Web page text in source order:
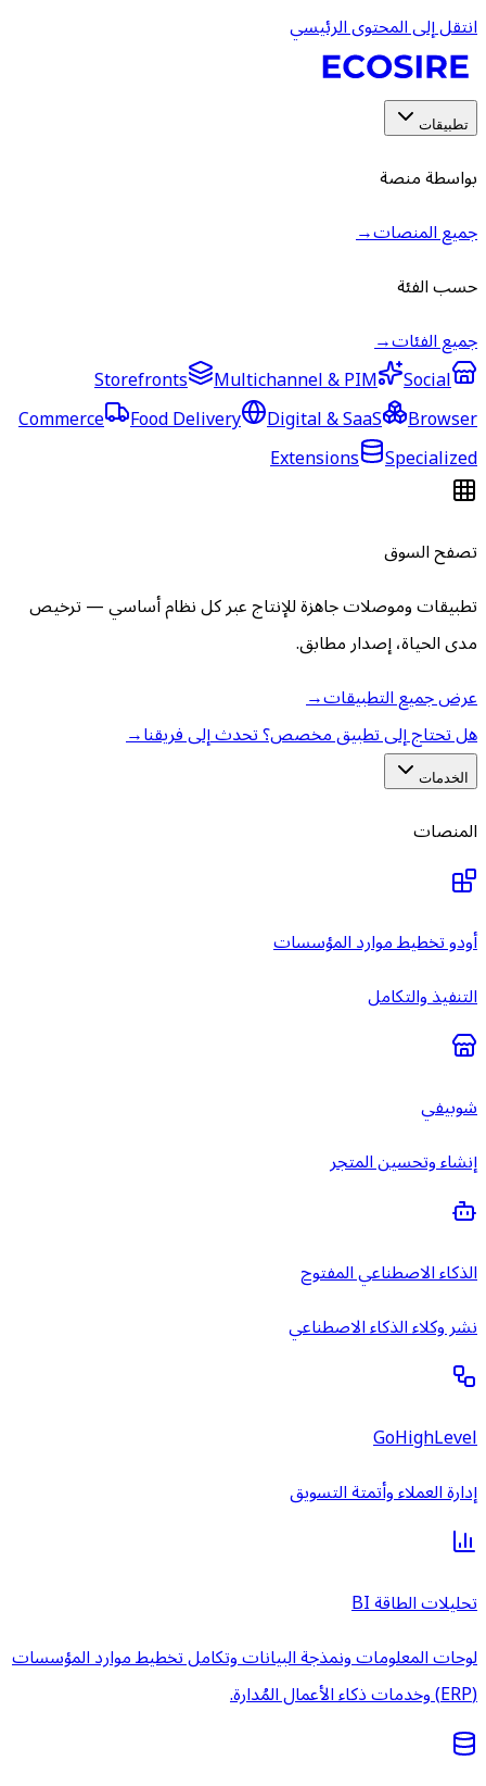
انتقل إلى المحتوى الرئيسي
تطبيقات
بواسطة منصة
جميع المنصات→
حسب الفئة
جميع الفئات→
Storefronts
Multichannel & PIM
Social
Commerce
Food Delivery Digital & SaaS
Browser
Extensions
Specialized
تصفح السوق
تطبيقات وموصلات جاهزة للإنتاج عبر كل نظام أساسي — ترخيص
مدى الحياة، إصدار مطابق.
عرض جميع التطبيقات→
هل تحتاج إلى تطبيق مخصص؟ تحدث إلى فريقنا→
الخدمات
المنصات
أودو تخطيط موارد المؤسسات
التنفيذ والتكامل
شوبيفي
إنشاء وتحسين المتجر
الذكاء الاصطناعي المفتوح
نشر وكلاء الذكاء الاصطناعي
GoHighLevel
إدارة العملاء وأتمتة التسويق
تحليلات الطاقة BI
لوحات المعلومات ونمذجة البيانات وتكامل تخطيط موارد المؤسسات
(ERP) وخدمات ذكاء الأعمال المُدارة.